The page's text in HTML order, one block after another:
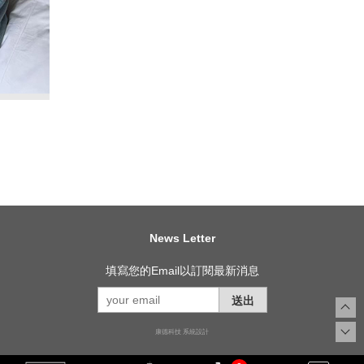
News Letter
填寫您的Email以訂閱最新消息
送出
康德科技 系統設計